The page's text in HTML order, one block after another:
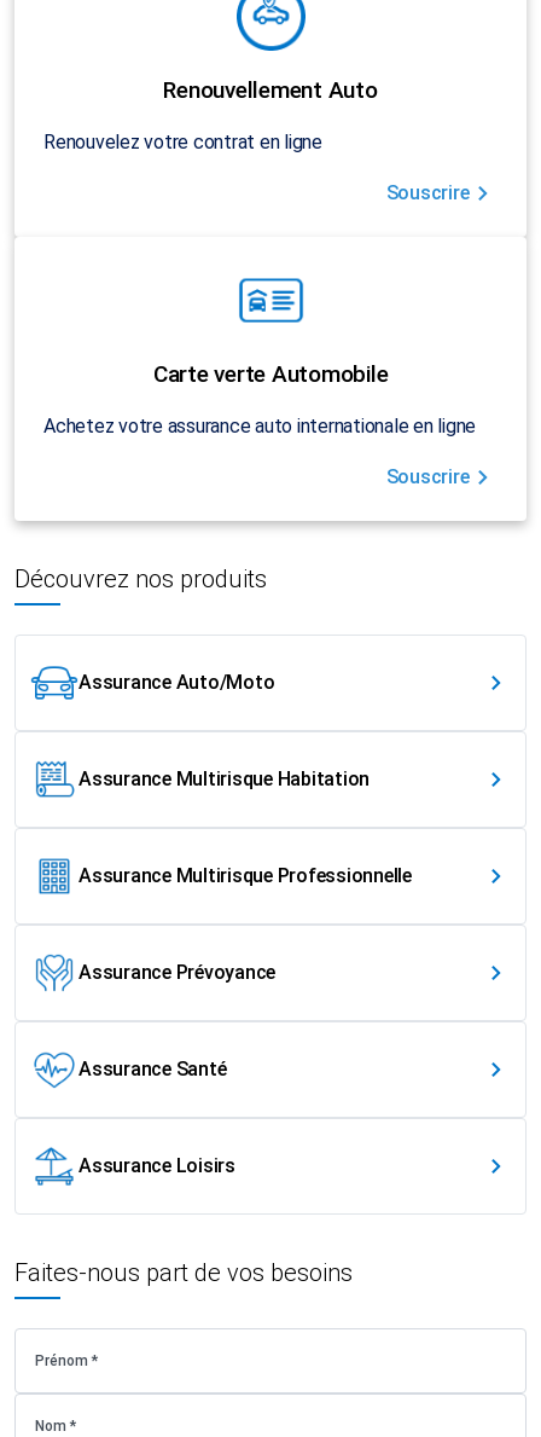
Renouvellement Auto
Renouvelez votre contrat en ligne
Souscrire
Carte verte Automobile
Achetez votre assurance auto internationale en ligne
Souscrire
Découvrez nos produits
Assurance Auto/Moto
Assurance Multirisque Habitation
Assurance Multirisque Professionnelle
Assurance Prévoyance
Assurance Santé
Assurance Loisirs
Faites-nous part de vos besoins